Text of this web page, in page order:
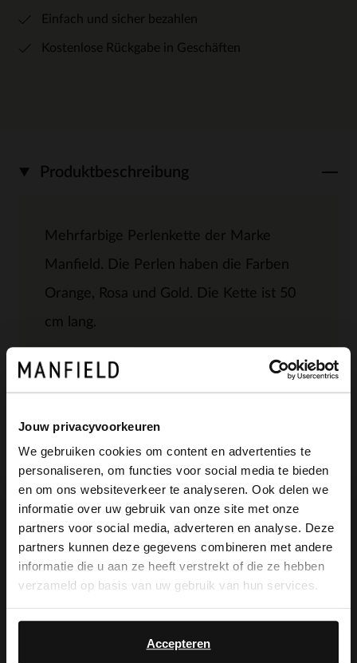
Jouw privacyvoorkeuren
We gebruiken cookies om content en advertenties te
personaliseren, om functies voor social media te bieden
en om ons websiteverkeer te analyseren. Ook delen we
informatie over uw gebruik van onze site met onze
partners voor social media, adverteren en analyse. Deze
partners kunnen deze gegevens combineren met andere
informatie die u aan ze heeft verstrekt of die ze hebben
verzameld op basis van uw gebruik van hun services.
Accepteren
Einfach und sicher bezahlen
Kostenlose Rückgabe in Geschäften
Ich suche es für Sie
Produktbeschreibung
Mehrfarbige Perlenkette der Marke
Manfield. Die Perlen haben die Farben
Orange, Rosa und Gold. Die Kette ist 50
cm lang.
Lieferung & Rücksendung
×
View this website in English?
It looks like your language isn't Dutch. Would
you like to switch to English?
English